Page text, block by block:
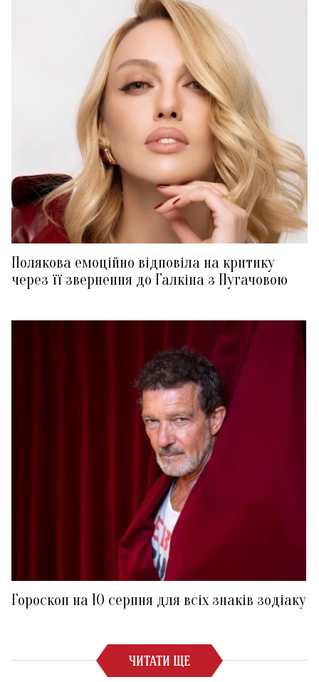
Полякова емоційно відповіла на критику
через її звернення до Галкіна з Пугачовою
Гороскоп на 10 серпня для всіх знаків зодіаку
ЧИТАТИ ЩЕ